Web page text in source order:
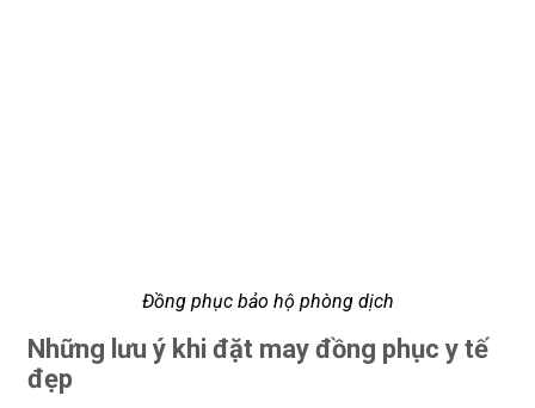
Đồng phục bảo hộ phòng dịch
Những lưu ý khi đặt may đồng phục y tế
đẹp